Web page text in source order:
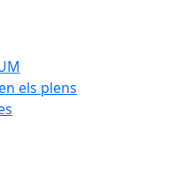
els plens